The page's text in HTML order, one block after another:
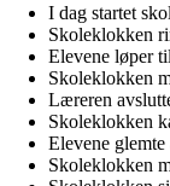
I dag startet
Skoleklokken
Elevene løper
Skoleklokken
Læreren
Skoleklokken
Elevene
Skoleklokken